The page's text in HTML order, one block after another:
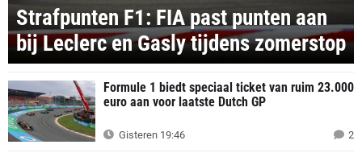
Strafpunten F1: FIA past punten aan
bij Leclerc en Gasly tijdens zomerstop
Formule 1 biedt speciaal ticket van ruim 23.000
euro aan voor laatste Dutch GP
Gisteren 19:46 2